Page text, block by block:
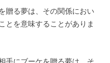
贈る夢は、その関係におい
とを意味することがありま
手にブーケを贈る夢は、そ